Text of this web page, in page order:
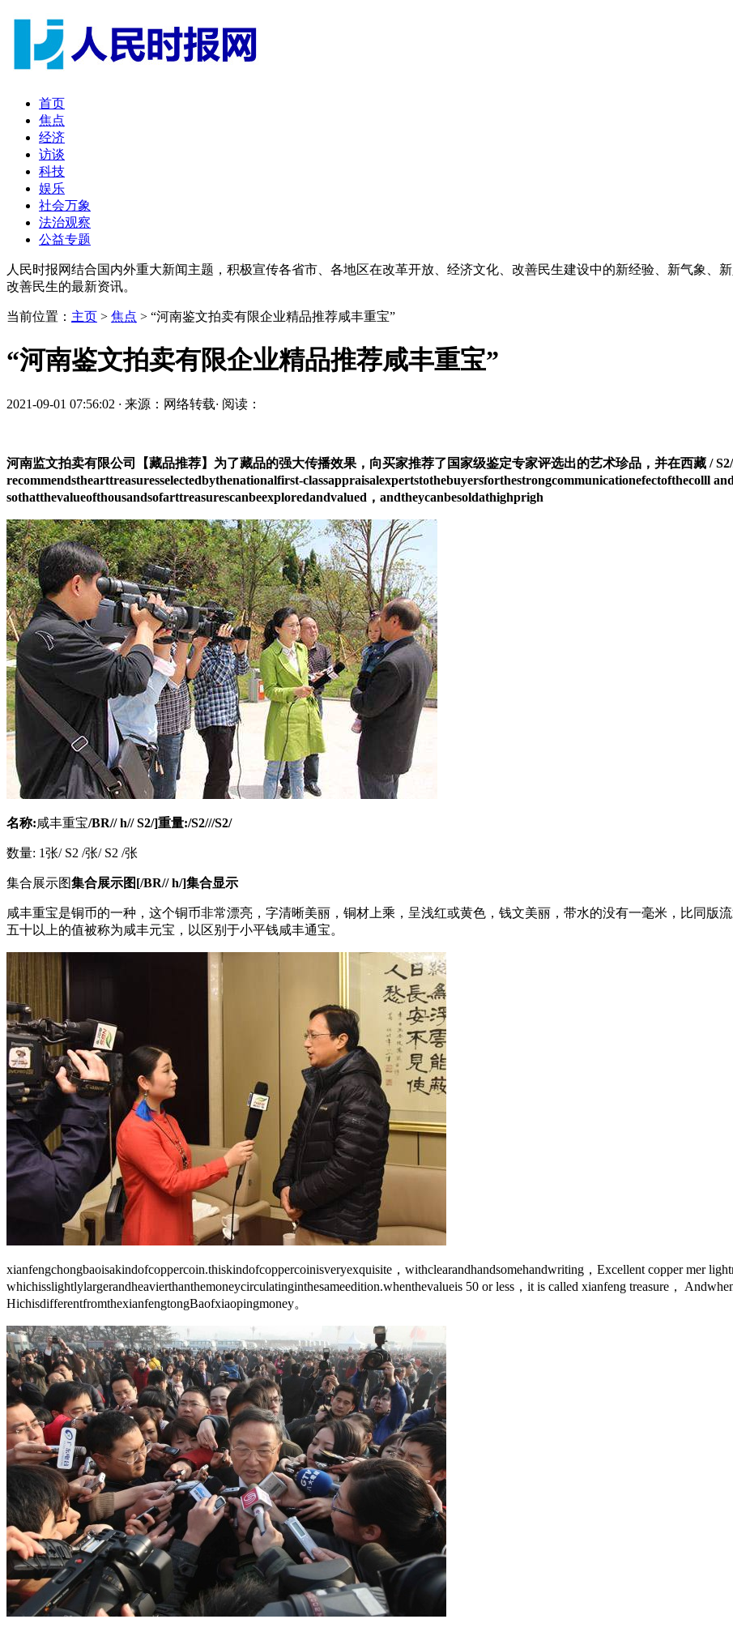
首页
焦点
经济
访谈
科技
娱乐
社会万象
法治观察
公益专题
人民时报网结合国内外重大新闻主题，积极宣传各省市、各地区在改革开放、经济文化、改善民生建设中的新经验、新气象、
改善民生的最新资讯。
当前位置： 主页 > 焦点 > “河南鉴文拍卖有限企业精品推荐咸丰重宝”
“河南鉴文拍卖有限企业精品推荐咸丰重宝”
2021-09-01 07:56:02 · 来源：网络转载· 阅读：
河南监文拍卖有限公司【藏品推荐】为了藏品的强大传播效果，向买家推荐了国家级鉴定专家评选出的艺术珍品，并在西藏 /
recommendsthearttreasuresselectedbythenationalfirst-classappraisalexpertstothebuyersforthestrongcommunicationefectofthecolll
sothatthevalueofthousandsofarttreasurescanbeexploredandvalued，andtheycanbesoldathighprigh
名称:咸丰重宝/BR// h// S2/]重量:/S2///S2/
数量: 1张/ S2 /张/ S2 /张
集合展示图集合展示图[/BR// h/]集合显示
咸丰重宝是铜币的一种，这个铜币非常漂亮，字清晰美丽，铜材上乘，呈浅红或黄色，钱文美丽，带水的没有一毫米，比同版
五十以上的值被称为咸丰元宝，以区别于小平钱咸丰通宝。
xianfengchongbaoisakindofcoppercoin.thiskindofcoppercoinisveryexquisite，withclearandhandsomehandwriting，Excellent copper mer
whichisslightlylargerandheavierthanthemoneycirculatinginthesameedition.whenthevalueis 50 or less，it is called xianfeng treasure，
HichisdifferentfromthexianfengtongBaofxiaopingmoney。